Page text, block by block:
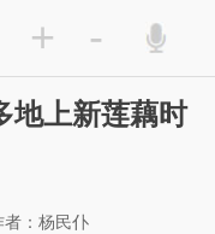
+ -
地上新莲藕时
者：杨民仆